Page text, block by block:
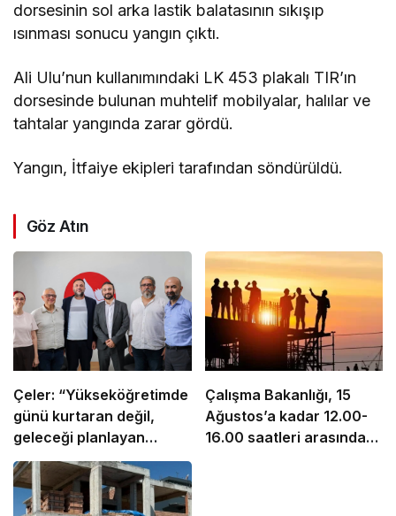
dorsesinin sol arka lastik balatasının sıkışıp
ısınması sonucu yangın çıktı.
Ali Ulu’nun kullanımındaki LK 453 plakalı TIR’ın
dorsesinde bulunan muhtelif mobilyalar, halılar ve
tahtalar yangında zarar gördü.
Yangın, İtfaiye ekipleri tarafından söndürüldü.
Göz Atın
Çeler: “Yükseköğretimde
günü kurtaran değil,
geleceği planlayan
politikalara ihtiyaç var”
Çalışma Bakanlığı, 15
Ağustos’a kadar 12.00-
16.00 saatleri arasında